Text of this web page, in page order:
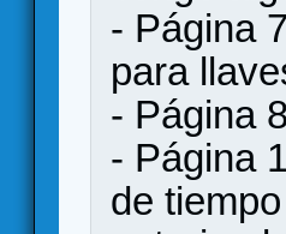
- Página
para
- Página
- Página
de